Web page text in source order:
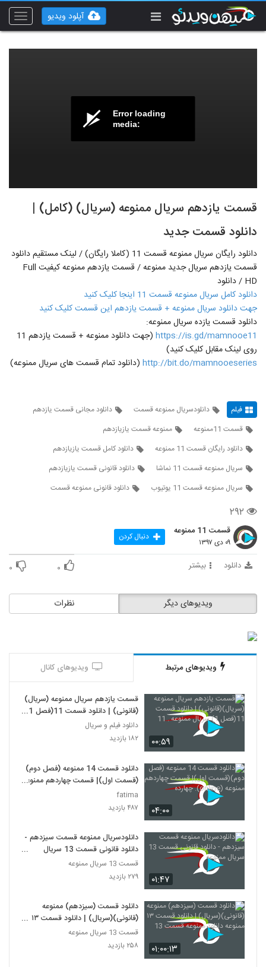
Toggle
آپلود ویدیو
Error loading
media:
قسمت یازدهم سریال ممنوعه (سریال) (کامل) |
دانلود قسمت جدید
دانلود رایگان سریال ممنوعه قسمت 11 (کاملا رایگان) / لینک مستقیم دانلود
قسمت یازدهم سریال جدید ممنوعه / قسمت یازدهم ممنوعه کیفیت Full
HD / دانلود
دانلود کامل سریال ممنوعه قسمت 11 اینجا کلیک کنید
جهت دانلود سریال ممنوعه + قسمت یازدهم این قسمت کلیک کنید
دانلود قسمت یازده سریال ممنوعه:
https://is.gd/mamnooe11
(جهت دانلود ممنوعه + قسمت یازدهم 11
روی لینک مقابل کلیک کنید)
http://bit.do/mamnooeseries (دانلود تمام قسمت های سریال ممنوعه)
فیلم دانلودسریال ممنوعه قسمت
دانلود مجانی قسمت یازدهم
قسمت 11ممنوعه
ممنوعه قسمت یازیازدهم
دانلود رايگان قسمت 11 ممنوعه
دانلود کامل قسمت یازیازدهم
سریال ممنوعه قسمت 11 نماشا
دانلود قانونی قسمت یازیازدهم
سریال ممنوعه قسمت 11 یوتیوب
دانلود قانونی ممنوعه قسمت
۲۹۲
قسمت 11 ممنوعه
۰۹ دی ۱۳۹۷ دنبال کردن
دانلود بیشتر ۰ ۰
نظرات ویدیوهای دیگر
ویدیوهای مرتبط ویدیوهای کانال
۰۰:۵۹
قسمت یازدهم سریال ممنوعه (سریال)
(قانونی) | دانلود قسمت 11(فصل 1)
سریال ممنوعه . 11
دانلود فیلم و سریال
۱۸۲ بازدید
۰۴:۰۰
دانلود قسمت 14 ممنوعه (فصل دوم)
(قسمت اول)| قسمت چهاردهم ممنوعه
(online). چهارده
fatima
۴۸۷ بازدید
۰۱:۴۷
دانلودسریال ممنوعه قسمت سیزدهم -
دانلود قانونی قسمت 13 سریال
ممنوعه
قسمت 13 سریال ممنوعه
۲۷۹ بازدید
۰۱:۰۰:۱۳
دانلود قسمت (سیزدهم) ممنوعه
(قانونی)(سریال) | دانلود قسمت ١٣
ممنوعه دانلود ممنوعه قسمت 13
قسمت 13 سریال ممنوعه
۲۵۸ بازدید